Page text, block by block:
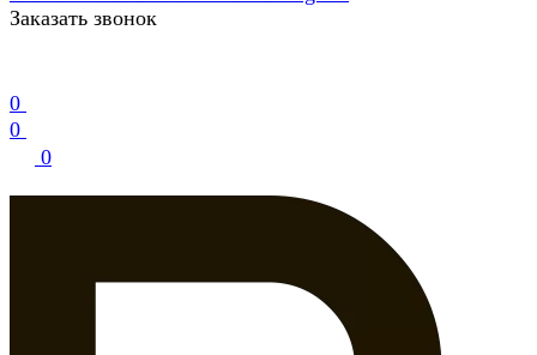
Заказать звонок
0
0
0